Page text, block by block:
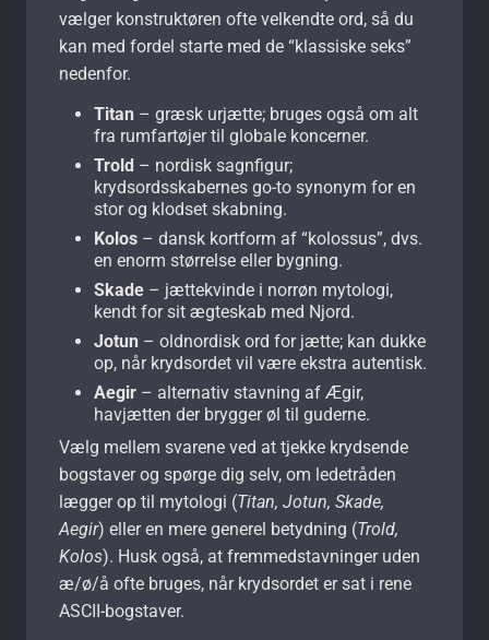
vælger konstruktøren ofte velkendte ord, så du
kan med fordel starte med de “klassiske seks”
nedenfor.
Titan – græsk urjætte; bruges også om alt
fra rum­fartøjer til globale koncerner.
Trold – nordisk sagnfigur;
krydsordsskabernes go-to synonym for en
stor og klodset skabning.
Kolos – dansk kortform af “kolossus”, dvs.
en enorm størrelse eller bygning.
Skade – jættekvinde i norrøn mytologi,
kendt for sit ægteskab med Njord.
Jotun – oldnordisk ord for jætte; kan dukke
op, når krydsordet vil være ekstra autentisk.
Aegir – alternativ stavning af Ægir,
havjætten der brygger øl til guderne.
Vælg mellem svarene ved at tjekke krydsende
bogstaver og spørge dig selv, om ledetråden
lægger op til mytologi (Titan, Jotun, Skade,
Aegir) eller en mere generel betydning (Trold,
Kolos). Husk også, at fremmedstavninger uden
æ/ø/å ofte bruges, når krydsordet er sat i rene
ASCII-bogstaver.